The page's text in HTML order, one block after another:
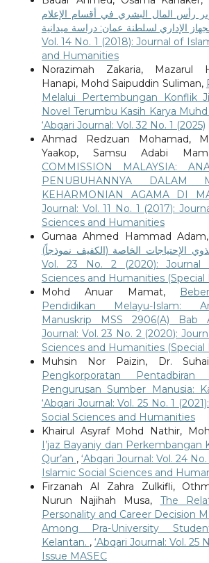
رأس المال البشري في أقسام الإعلام
Vol. 14 No. 1 (2018): Journal of
and Humanities
Norazimah Zakaria, Mazarul
Hanapi, Mohd Saipuddin Suliman,
Melalui Pertembungan Konflik
Novel Terumbu Kasih Karya
‘Abqari Journal: Vol. 32 No. 1 (2025)
Ahmad Redzuan Mohamad,
Yaakop, Samsu Adabi
COMMISSION MALAYSIA:
PENUBUHANNYA DALAM
KEHARMONIAN AGAMA DI
Journal: Vol. 11 No. 1 (2017):
Sciences and Humanities
Gumaa Ahmed Hammad Adam,
Vol. 23 No. 2 (2020): Journal
Sciences and Humanities (Special
Mohd Anuar Mamat,
Pendidikan Melayu-Islam:
Manuskrip MSS 2906(A) Bab
Journal: Vol. 23 No. 2 (2020):
Sciences and Humanities (Special
Muhsin Nor Paizin, Dr.
Pengkorporatan Pentadbiran
Pengurusan Sumber Manusia:
‘Abqari Journal: Vol. 25 No. 1
Social Sciences and Humanities
Khairul Asyraf Mohd Nathir,
I’jaz Bayaniy dan Perkembangan
Qur’an , ‘Abqari Journal: Vol. 24
Islamic Social Sciences and
Firzanah Al Zahra Zulkifli,
Nurun Najihah Musa, The
Personality and Career Decision
Among Pra-University
Kelantan. , ‘Abqari Journal: Vol. 25
Issue MASEC